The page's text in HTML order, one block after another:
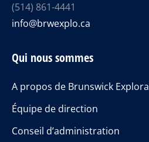
(514) 861-4441
info@brwexplo.ca
Qui nous sommes
A propos de Brunswick
Équipe de direction
Conseil d’administration